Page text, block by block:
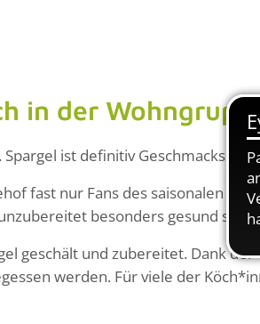
in der
ist definitiv
fast nur Fans des saisonalen
besonders gesund sein
geschält und zubereitet. Dank
werden. Für viele der